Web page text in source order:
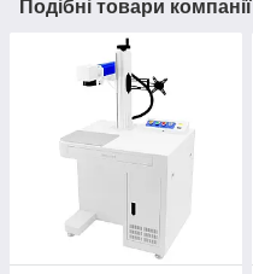
Подібні товари компанії